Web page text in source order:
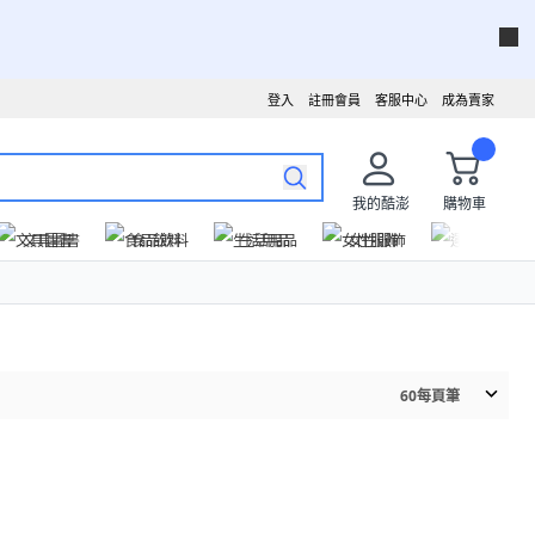
成為賣家
客服中心
註冊會員
登入
我的酷澎
購物車
文具圖書
食品飲料 生活用品 女性服飾
60每頁筆